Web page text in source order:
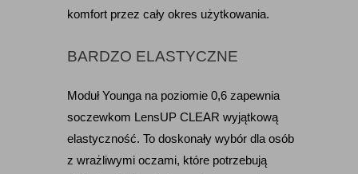
komfort przez cały okres użytkowania.
BARDZO ELASTYCZNE
Moduł Younga na poziomie 0,6 zapewnia
soczewkom LensUP CLEAR wyjątkową
elastyczność. To doskonały wybór dla osób
z wrażliwymi oczami, które potrzebują